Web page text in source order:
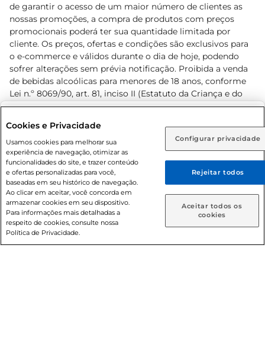
Rio de Janeiro (RJ) Goiás (GO)
Ou
Caso queira comprar online, informe como deseja receber
suas compras:
Entrega em casa Retire em Loja
de garantir o acesso de um maior número de clientes as
nossas promoções, a compra de produtos com preços
promocionais poderá ter sua quantidade limitada por
cliente. Os preços, ofertas e condições são exclusivos para
o e-commerce e válidos durante o dia de hoje, podendo
sofrer alterações sem prévia notificação. Proibida a venda
de bebidas alcoólicas para menores de 18 anos, conforme
Lei n.º 8069/90, art. 81, inciso II (Estatuto da Criança e do
Adolescente). Preços e condições exclusivos para o
prévio. O valor mínimo para as compras on-line é de R$
80,00.
© 2026 Copyright. Todos os direitos
reservados Prezunic.
Cookies e Privacidade
Usamos cookies para melhorar sua
experiência de navegação, otimizar as
funcionalidades do site, e trazer conteúdo
e ofertas personalizadas para você,
baseadas em seu histórico de navegação.
Ao clicar em aceitar, você concorda em
armazenar cookies em seu dispositivo.
Para informações mais detalhadas a
respeito de cookies, consulte nossa
Política de Privacidade.
Configurar privacidade
Rejeitar todos
Aceitar todos os
cookies